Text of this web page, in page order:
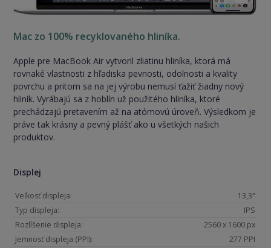
Displej
Veľkosť displeja:
13,3"
Typ displeja:
IPS
Rozlíšenie displeja:
2560 x 1600 px
Jemnosť displeja (PPI):
277 PPI
Mac zo 100% recyklovaného hliníka.
Apple pre MacBook Air vytvoril zliatinu hliníka, ktorá má
rovnaké vlastnosti z hľadiska pevnosti, odolnosti a kvality
povrchu a pritom sa na jej výrobu nemusí ťažiť žiadny nový
hliník. Vyrábajú sa z hoblín už použitého hliníka, ktoré
prechádzajú pretavením až na atómovú úroveň. Výsledkom je
práve tak krásny a pevný plášť ako u všetkých našich
produktov.